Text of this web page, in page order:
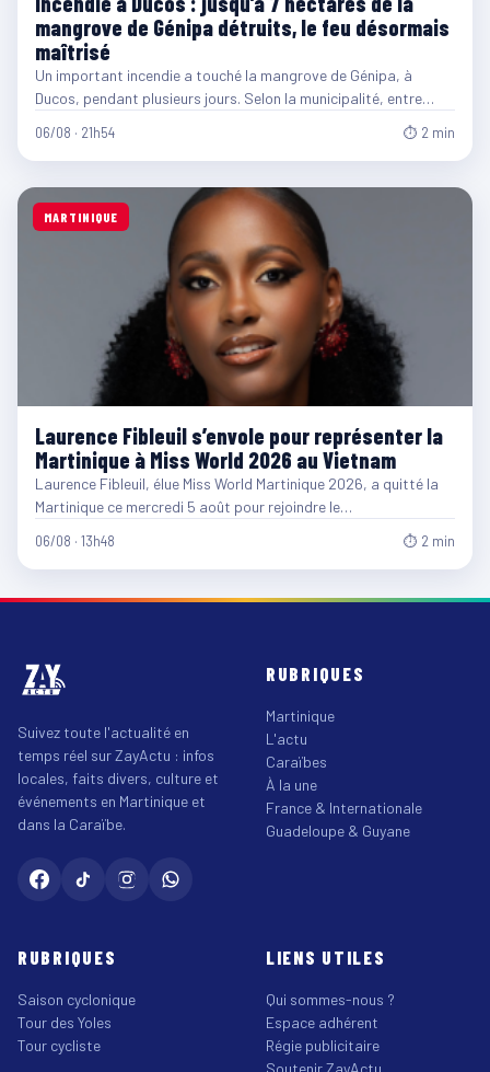
mangrove de Génipa détruits, le feu désormais
maîtrisé
Un important incendie a touché la mangrove de Génipa, à
Ducos, pendant plusieurs jours. Selon la municipalité, entre…
06/08 · 21h54 ⏱ 2 min
MARTINIQUE
Laurence Fibleuil s’envole pour représenter la
Martinique à Miss World 2026 au Vietnam
Laurence Fibleuil, élue Miss World Martinique 2026, a quitté la
Martinique ce mercredi 5 août pour rejoindre le…
06/08 · 13h48 ⏱ 2 min
Suivez toute l'actualité en
temps réel sur ZayActu : infos
locales, faits divers, culture et
événements en Martinique et
dans la Caraïbe.
RUBRIQUES
Martinique
L'actu
Caraïbes
À la une
France & Internationale
Guadeloupe & Guyane
RUBRIQUES
Saison cyclonique
Tour des Yoles
Tour cycliste
LIENS UTILES
Qui sommes-nous ?
Espace adhérent
Régie publicitaire
Soutenir ZayActu